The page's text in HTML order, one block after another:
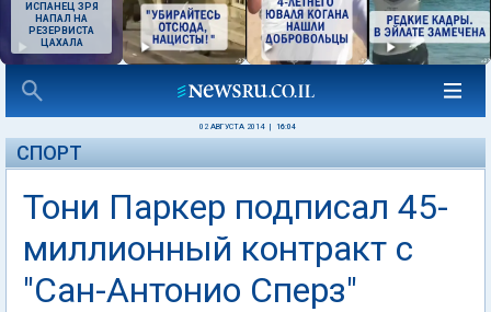
ИСПАНЕЦ ЗРЯ
НАПАЛ НА
РЕЗЕРВИСТА
ЦАХАЛА
02 АВГУСТА 2014 16:04
СПОРТ
Тони Паркер подписал 45-
миллионный контракт с
"Сан-Антонио Сперз"